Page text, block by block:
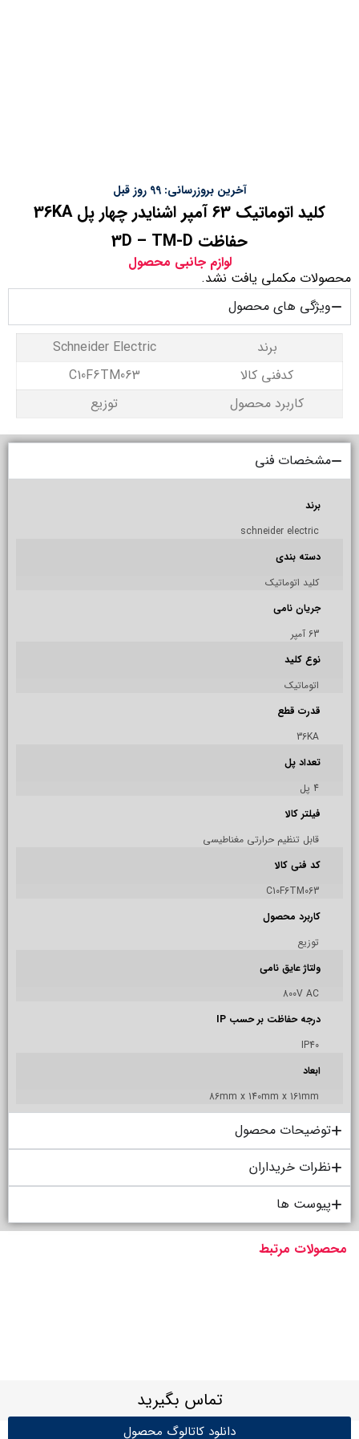
آخرین بروزرسانی: 99 روز قبل
کلید اتوماتیک 63 آمپر اشنایدر چهار پل 36KA
حفاظت 3D – TM-D
لوازم جانبی محصول
محصولات مکملی یافت نشد.
ویژگی های محصول
برند
Schneider Electric
کدفنی کالا
C10F6TM063
کاربرد محصول
توزیع
مشخصات فنی
برند
schneider electric
دسته بندی
کلید اتوماتیک
جریان نامی
63 آمپر
نوع کلید
اتوماتیک
قدرت قطع
36KA
تعداد پل
4 پل
فیلتر کالا
قابل تنظیم حرارتی مغناطیسی
کد فنی کالا
C10F6TM063
کاربرد محصول
توزیع
ولتاژ عایق نامی
800V AC
درجه حفاظت بر حسب IP
IP40
ابعاد
86mm x 140mm x 161mm
توضیحات محصول
نظرات خریداران
پیوست ها
محصولات مرتبط
تماس بگیرید
دانلود کاتالوگ محصول